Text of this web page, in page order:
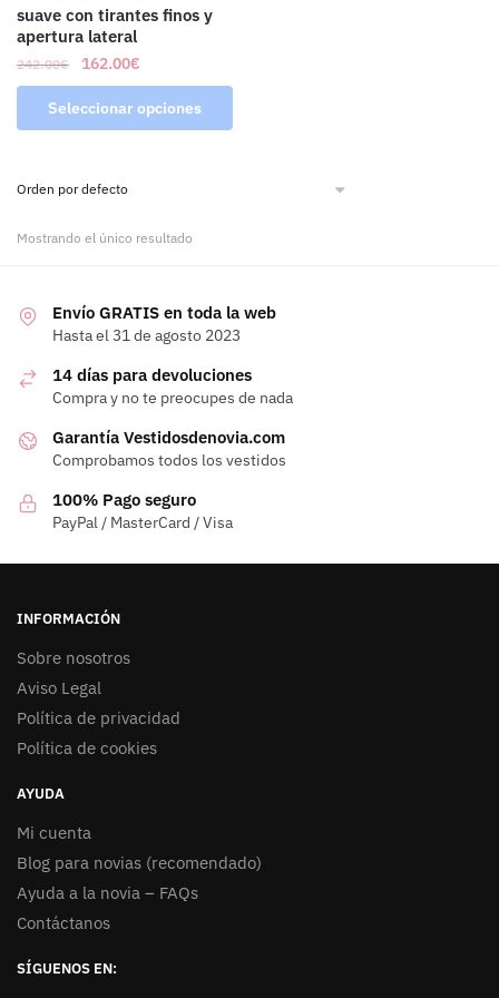
suave con tirantes finos y
apertura lateral
242.00€ 162.00€
Seleccionar opciones
Mostrando el único resultado
Envío GRATIS en toda la web
Hasta el 31 de agosto 2023
14 días para devoluciones
Compra y no te preocupes de nada
Garantía Vestidosdenovia.com
Comprobamos todos los vestidos
100% Pago seguro
PayPal / MasterCard / Visa
INFORMACIÓN
Sobre nosotros
Aviso Legal
Política de privacidad
Política de cookies
AYUDA
Mi cuenta
Blog para novias (recomendado)
Ayuda a la novia – FAQs
Contáctanos
SÍGUENOS EN: